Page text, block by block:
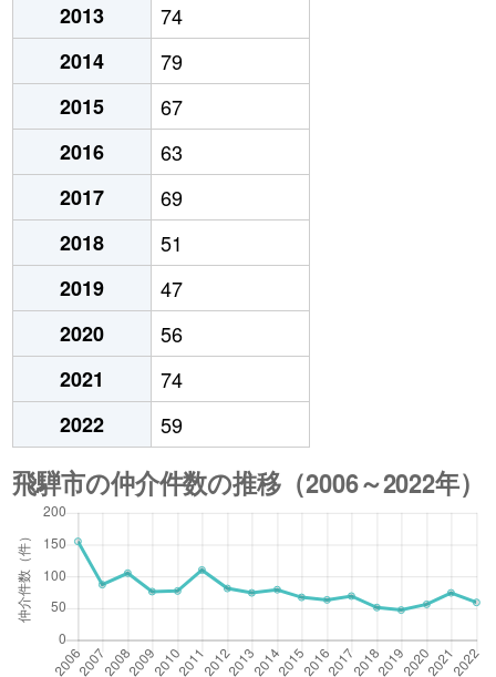
2013
74
2014
79
2015
67
2016
63
2017
69
2018
51
2019
47
2020
56
2021
74
2022
59